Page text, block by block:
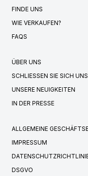
FINDE UNS
WIE VERKAUFEN?
FAQS
ÜBER UNS
SCHLIESSEN SIE SICH UNS
UNSERE NEUIGKEITEN
IN DER PRESSE
ALLGEMEINE
IMPRESSUM
DSGVO